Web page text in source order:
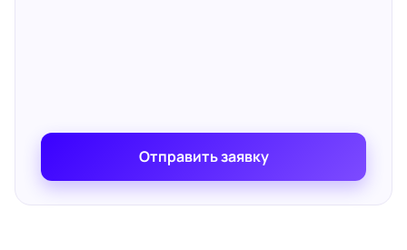
Отправить заявку